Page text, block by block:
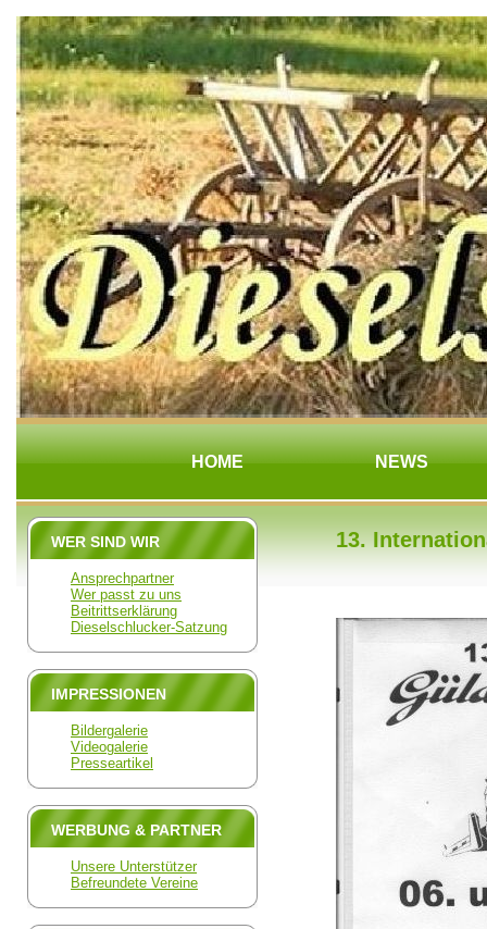
HOME NEWS
13.
WER SIND WIR
Ansprechpartner
Wer passt zu uns
Beitrittserklärung
Dieselschlucker-Satzung
IMPRESSIONEN
Bildergalerie
Videogalerie
Presseartikel
WERBUNG & PARTNER
Unsere Unterstützer
Befreundete Vereine